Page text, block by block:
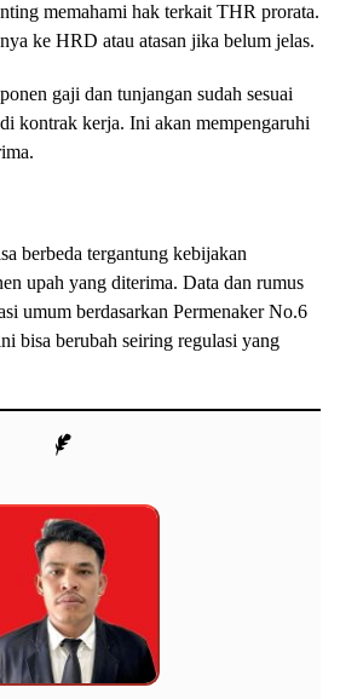
memahami hak terkait THR prorata.
ke HRD atau atasan jika belum jelas.
gaji dan tunjangan sudah sesuai
kontrak kerja. Ini akan mempengaruhi
berbeda tergantung kebijakan
upah yang diterima. Data dan rumus
umum berdasarkan Permenaker No.6
bisa berubah seiring regulasi yang